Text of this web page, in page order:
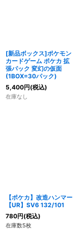
[新品ボックス]ポケモン
カードゲーム ポケカ 拡
張パック 変幻の仮面
(1BOX=30パック)
5,400円(税込)
在庫なし
【ポケカ】改造ハンマー
【UR】SV6 132/101
780円(税込)
在庫数5枚